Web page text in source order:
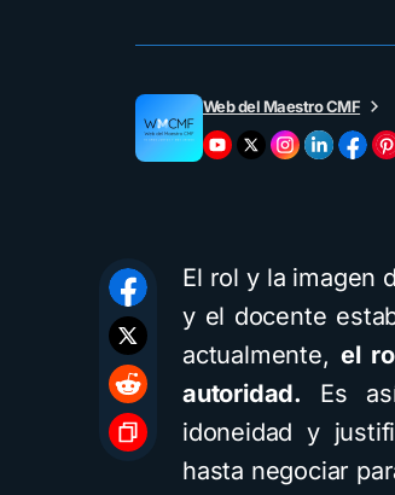
Web del Maestro CMF
El rol y la imagen
y el docente
actualmente,el
autoridad. Es
idoneidad y
hasta negociar